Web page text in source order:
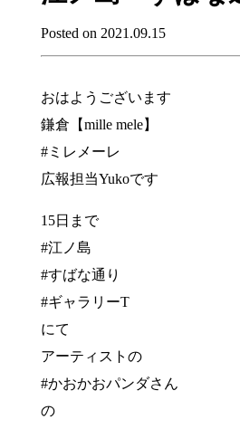
Posted on 2021.09.15
おはようございます
鎌倉【mille mele】
#ミレメーレ
広報担当Yukoです
15日まで
#江ノ島
#すばな通り
#ギャラリーT
にて
アーティストの
#かおかおパンダさん
の